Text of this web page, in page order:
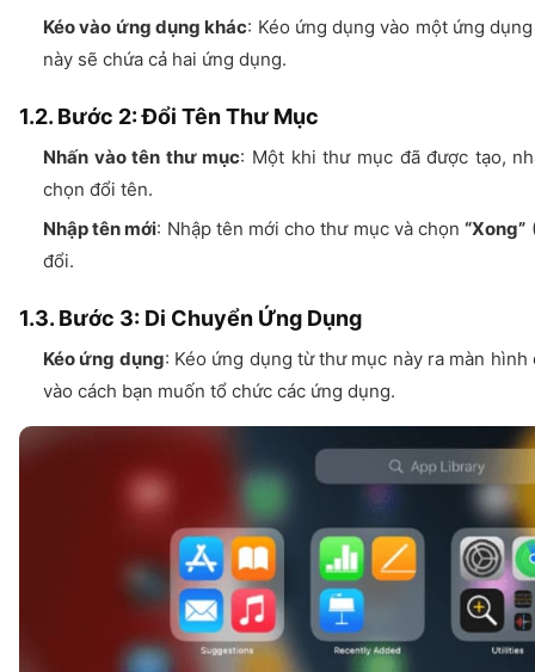
Kéo vào ứng dụng khác: Kéo ứng dụng vào một ứng
này sẽ chứa cả hai ứng dụng.
1.2. Bước 2: Đổi Tên Thư Mục
Nhấn vào tên thư mục: Một khi thư mục đã được tạo,
chọn đổi tên.
Nhập tên mới: Nhập tên mới cho thư mục và chọn“Xong”
đổi.
1.3. Bước 3: Di Chuyển Ứng Dụng
Kéo ứng dụng: Kéo ứng dụng từ thư mục này ra màn
vào cách bạn muốn tổ chức các ứng dụng.